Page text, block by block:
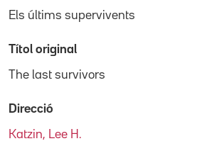
Els últims supervivents
Títol original
The last survivors
Direcció
Katzin, Lee H.